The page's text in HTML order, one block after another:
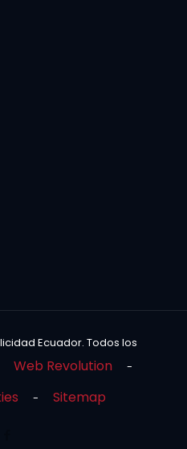
Ecuador. Todos los
Web Revolution -
- Sitemap